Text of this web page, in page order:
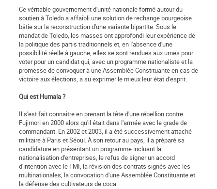
Ce véritable gouvernement d'unité nationale formé autour du
soutien à Toledo a affaibli une solution de rechange bourgeoise
bâtie sur la reconstruction d'une variante bipartite. Sous le
mandat de Toledo, les masses ont approfondi leur expérience de
la politique des partis traditionnels et, en l'absence d'une
possibilité réelle à gauche, elles se sont rendues aux urnes pour
voter pour un candidat qui, avec un programme nationaliste et la
promesse de convoquer à une Assemblée Constituante en cas de
victoire aux élections, a su exprimer le mieux leur état d'esprit.
Qui est Humala ?
Il s'est fait connaître en prenant la tête d'une rébellion contre
Fujimori en 2000 alors qu'il était dans l'armée avec le grade de
commandant. En 2002 et 2003, il a été successivement attaché
militaire à Paris et Séoul. À son retour au pays, il a préparé sa
candidature en présentant un programme incluant la
nationalisation d'entreprises, le refus de signer un accord
d'intention avec le FMI, la révision des contrats signés avec les
multinationales, la convocation d'une Assemblée Constituante et
la défense des cultivateurs de coca.